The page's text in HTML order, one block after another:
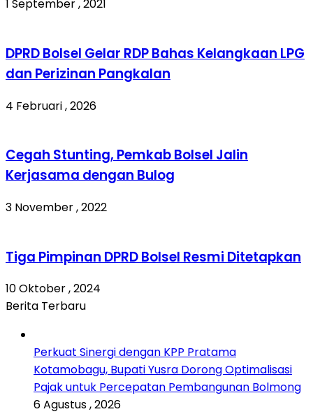
1 September , 2021
DPRD Bolsel Gelar RDP Bahas Kelangkaan LPG
dan Perizinan Pangkalan
4 Februari , 2026
Cegah Stunting, Pemkab Bolsel Jalin
Kerjasama dengan Bulog
3 November , 2022
Tiga Pimpinan DPRD Bolsel Resmi Ditetapkan
10 Oktober , 2024
Berita Terbaru
Perkuat Sinergi dengan KPP Pratama
Kotamobagu, Bupati Yusra Dorong Optimalisasi
Pajak untuk Percepatan Pembangunan Bolmong
6 Agustus , 2026